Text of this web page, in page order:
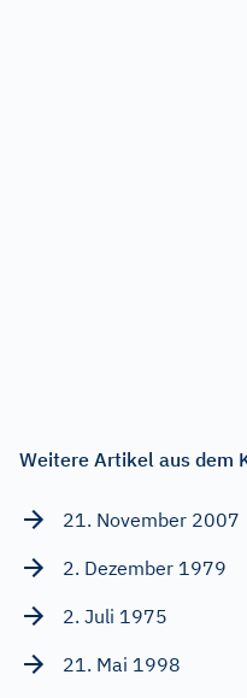
Weitere Artikel aus dem
21. November 2007
2. Dezember 1979
2. Juli 1975
21. Mai 1998